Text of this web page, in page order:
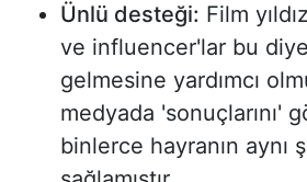
Ünlü desteği: Film
ve influencer'lar bu
gelmesine yardımcı
medyada 'sonuçlarını'
binlerce hayranın aynı